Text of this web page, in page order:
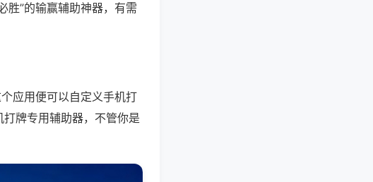
胜”的输赢辅助神器，有需
应用便可以自定义手机打
牌专用辅助器，不管你是